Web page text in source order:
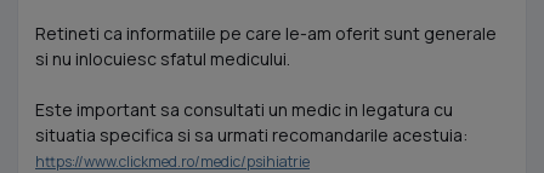
Retineti ca informatiile pe care le-am oferit sunt generale
si nu inlocuiesc sfatul medicului.
Este important sa consultati un medic in legatura cu
situatia specifica si sa urmati recomandarile acestuia:
https://www.clickmed.ro/medic/psihiatrie